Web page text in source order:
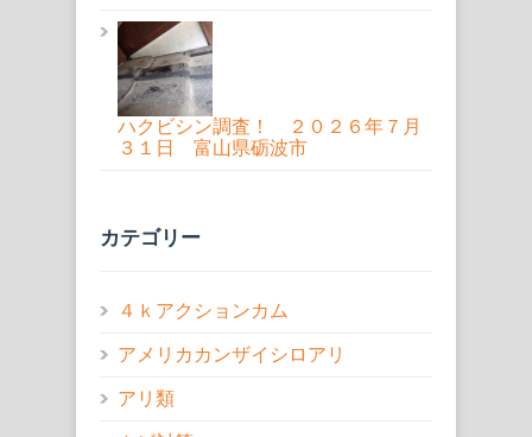
ハクビシン調査！ ２０２６年７月
３１日 富山県砺波市
カテゴリー
４ｋアクションカム
アメリカカンザイシロアリ
アリ類